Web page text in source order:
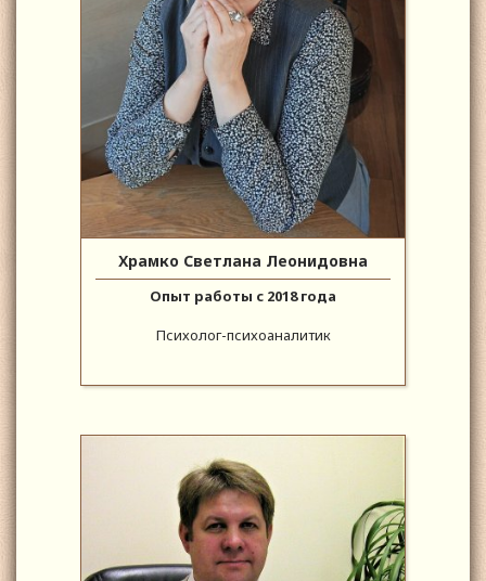
Храмко Светлана Леонидовна
Опыт работы с 2018 года
Психолог-психоаналитик